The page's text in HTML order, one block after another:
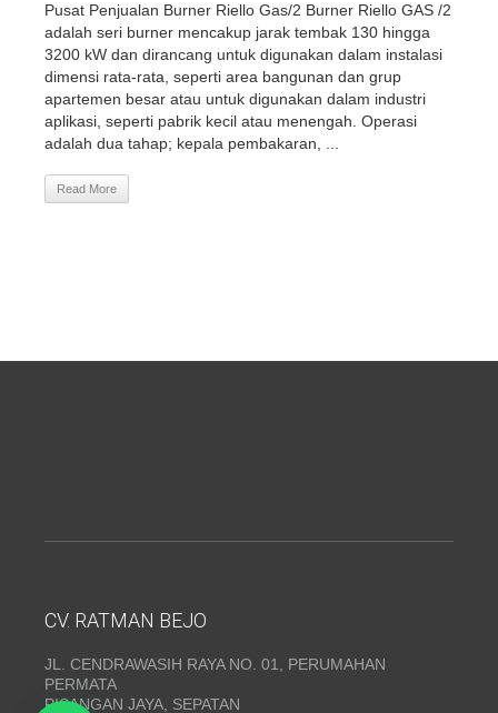
Pusat Penjualan Burner Riello Gas/2 Burner Riello GAS /2
adalah seri burner mencakup jarak tembak 130 hingga
3200 kW dan dirancang untuk digunakan dalam instalasi
dimensi rata-rata, seperti area bangunan dan grup
apartemen besar atau untuk digunakan dalam industri
aplikasi, seperti pabrik kecil atau menengah. Operasi
adalah dua tahap; kepala pembakaran, ...
Read More
CV. RATMAN BEJO
JL. CENDRAWASIH RAYA NO. 01, PERUMAHAN
PERMATA
PISANGAN JAYA, SEPATAN